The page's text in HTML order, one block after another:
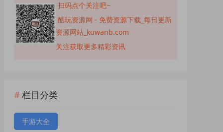
扫码点个关注吧~
酷玩资源网 - 免费资源下载_每日更新
资源网站_kuwanb.com
关注获取更多精彩资讯
栏目分类
手游大全